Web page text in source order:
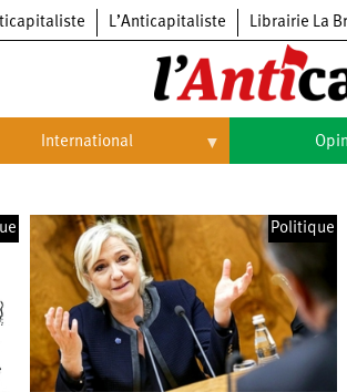
L’Anticapitaliste Librairie La
International
États-
Histoire
Politique